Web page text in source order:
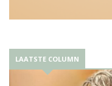
LAATSTE COLUMN